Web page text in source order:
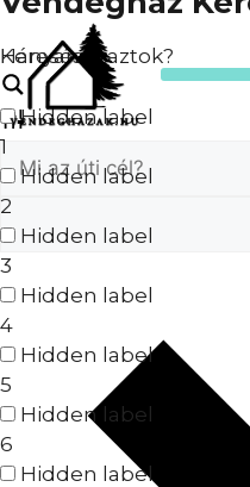
Keresés
Hányan utaztok?
Hidden label
1
Hidden label
2
Hidden label
3
Hidden label
4
Hidden label
5
Hidden label
6
Hidden label